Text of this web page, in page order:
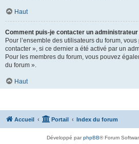
Haut
Comment puis-je contacter un
Pour l’ensemble des utilisateurs du forum,
contacter », si ce dernier a été activé par un
Pour les membres du forum, vous pouvez
du forum ».
Haut
Accueil Portail Index du forum
Développé parphpBB® Forum